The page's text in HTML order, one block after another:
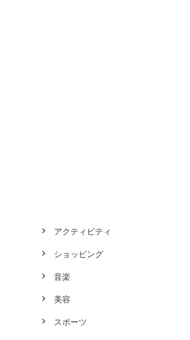
アクティビティ
ショッピング
音楽
美容
スポーツ